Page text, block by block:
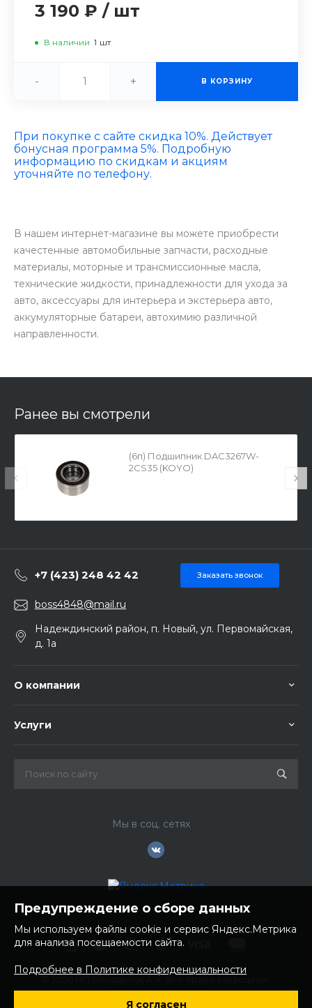
3 190 ₽ / шт
В наличии 1 шт
- + В КОРЗИНУ
При покупке с сайте скидка 10%. Действует
бонусная программа 5%. Подробную
информацию по скидкам и акциям
уточняйте по телефону.
В нашем интернет-магазине вы можете приобрести
качестенные автомобильные запчасти, расходные
материалы, моторные и трансмиссионные масла,
технические жидкости, принадлежности для ухода за
авто, аксессуары для интерьера и экстерьера авто,
аккумуляторные батареи, автохимию различной
направленности.
Ранее вы смотрели
(6п) Подшипник DAC3267W-
2CS35 (KOYO)
+7 (423) 248 42 42 Заказать звонок
boss4848@mail.ru
Надеждинский район, п. Новый, ул. Первомайская,
д. 1а
О компании
Услуги
Мы в соц. сетях
ИНН: 252100758085
Предупреждение о сборе данных
Мы используем файлы cookie и сервис Яндекс.Метрика
для анализа посещаемости сайта.
Подробнее в Политике конфиденциальности
Я согласен